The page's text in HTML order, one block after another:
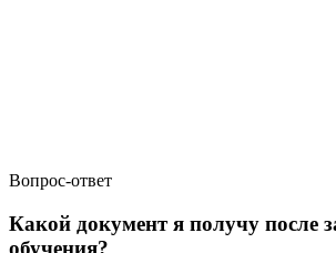
Вопрос-ответ
Какой документ я получу после
обучения?